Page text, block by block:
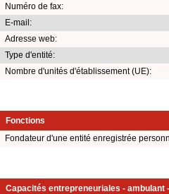
Numéro de fax:
E-mail:
Adresse web:
Type d'entité:
Nombre d'unités d'établissement (UE):
Fonctions
Fondateur d'une entité enregistrée
Capacités entrepreneuriales - ambulant